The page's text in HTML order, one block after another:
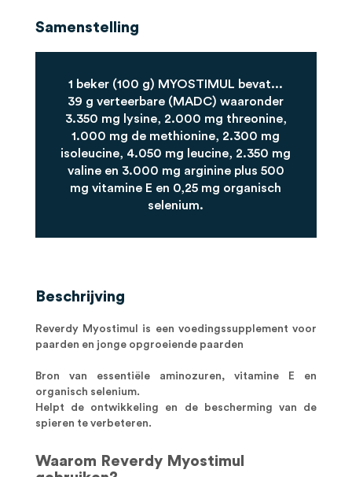
Samenstelling
1 beker (100 g) MYOSTIMUL bevat...
39 g verteerbare (MADC) waaronder
3.350 mg lysine, 2.000 mg threonine,
1.000 mg de methionine, 2.300 mg
isoleucine, 4.050 mg leucine, 2.350 mg
valine en 3.000 mg arginine plus 500
mg vitamine E en 0,25 mg organisch
selenium.
Beschrijving
Reverdy Myostimul is een voedingssupplement voor
paarden en jonge opgroeiende paarden
Bron van essentiële aminozuren, vitamine E en
organisch selenium.
Helpt de ontwikkeling en de bescherming van de
spieren te verbeteren.
Waarom Reverdy Myostimul